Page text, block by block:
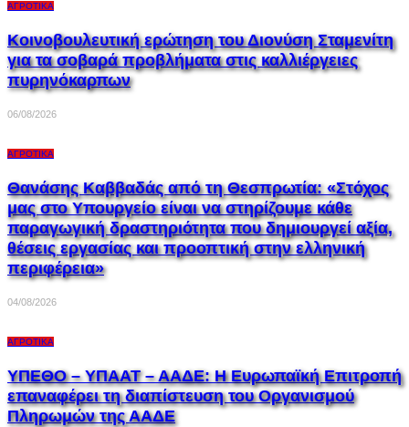
ΑΓΡΟΤΙΚΆ
Κοινοβουλευτική ερώτηση του Διονύση Σταμενίτη
για τα σοβαρά προβλήματα στις καλλιέργειες
πυρηνόκαρπων
06/08/2026
ΑΓΡΟΤΙΚΆ
Θανάσης Καββαδάς από τη Θεσπρωτία: «Στόχος
μας στο Υπουργείο είναι να στηρίζουμε κάθε
παραγωγική δραστηριότητα που δημιουργεί αξία,
θέσεις εργασίας και προοπτική στην ελληνική
περιφέρεια»
04/08/2026
ΑΓΡΟΤΙΚΆ
ΥΠΕΘΟ – ΥΠΑΑΤ – ΑΑΔΕ: H Ευρωπαϊκή Επιτροπή
επαναφέρει τη διαπίστευση του Οργανισμού
Πληρωμών της ΑΑΔΕ